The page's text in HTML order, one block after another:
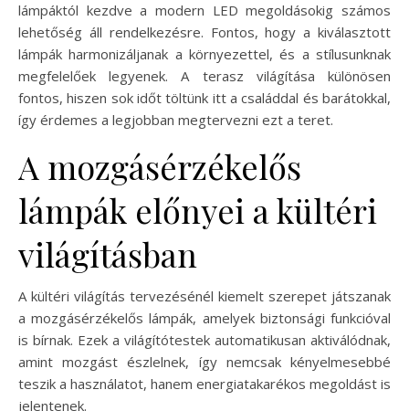
lámpáktól kezdve a modern LED megoldásokig számos
lehetőség áll rendelkezésre. Fontos, hogy a kiválasztott
lámpák harmonizáljanak a környezettel, és a stílusunknak
megfelelőek legyenek. A terasz világítása különösen
fontos, hiszen sok időt töltünk itt a családdal és barátokkal,
így érdemes a legjobban megtervezni ezt a teret.
A mozgásérzékelős
lámpák előnyei a kültéri
világításban
A kültéri világítás tervezésénél kiemelt szerepet játszanak
a mozgásérzékelős lámpák, amelyek biztonsági funkcióval
is bírnak. Ezek a világítótestek automatikusan aktiválódnak,
amint mozgást észlelnek, így nemcsak kényelmesebbé
teszik a használatot, hanem energiatakarékos megoldást is
jelentenek.